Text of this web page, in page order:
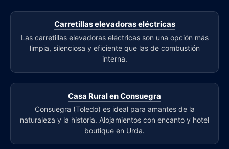
Carretillas elevadoras eléctricas
Las carretillas elevadoras eléctricas son una opción más
limpia, silenciosa y eficiente que las de combustión
interna.
Casa Rural en Consuegra
Consuegra (Toledo) es ideal para amantes de la
naturaleza y la historia. Alojamientos con encanto y hotel
boutique en Urda.